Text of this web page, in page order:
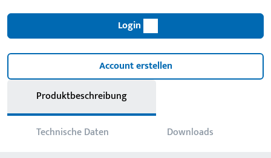
Login
Account erstellen
Produktbeschreibung
Technische Daten Downloads